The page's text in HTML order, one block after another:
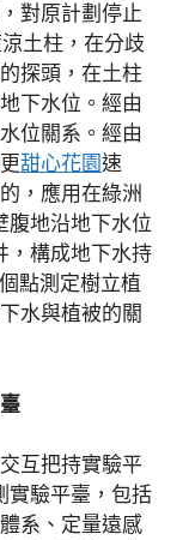
對原計劃停止
土柱，在分歧
探頭，在土柱
下水位。經由
位關系。經由
甜心花園速
，應用在綠洲
腹地沿地下水位
，構成地下水持
點測定樹立植
水與植被的關
互把持實驗平
實驗平臺，包括
系、定量遠感